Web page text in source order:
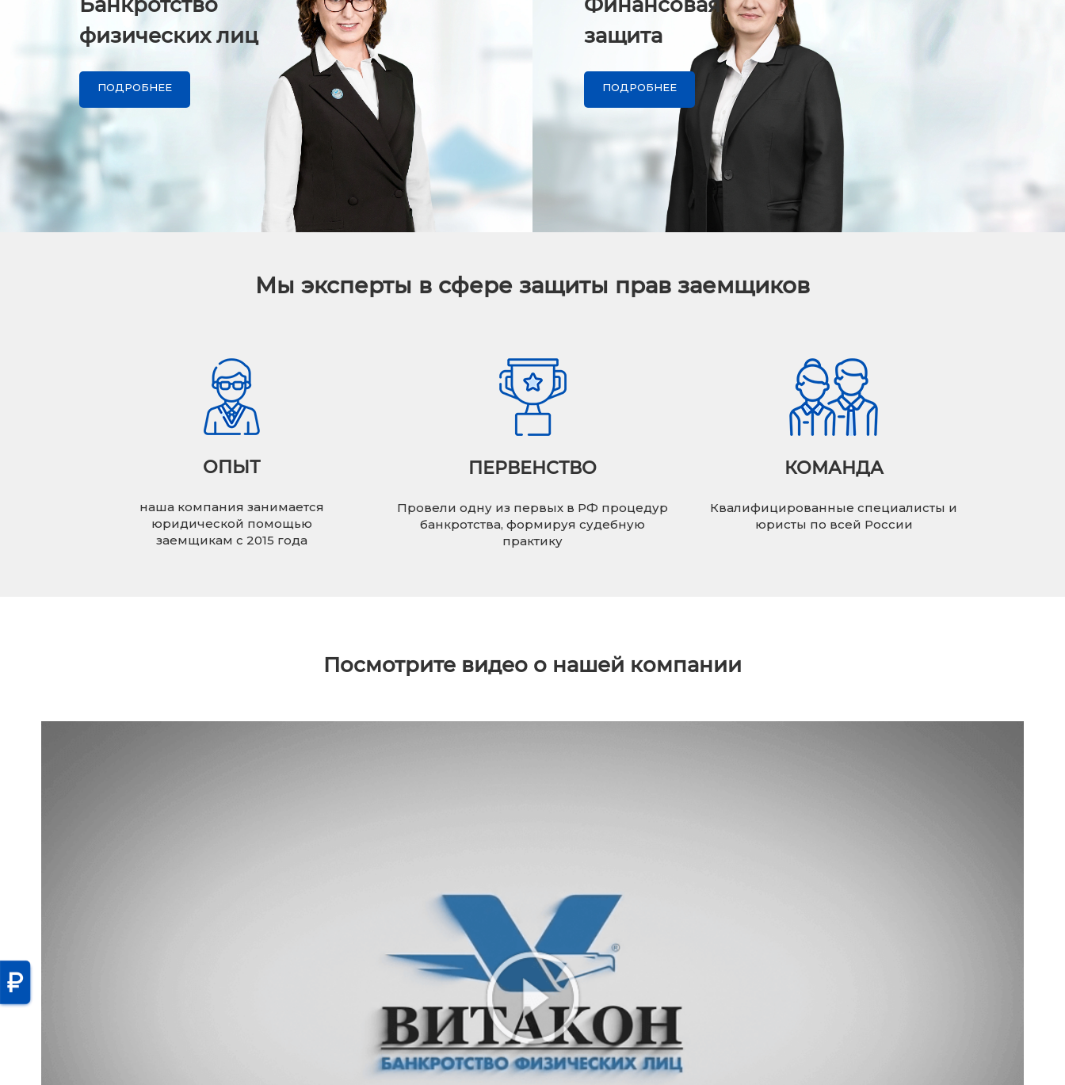
физических лиц
ПОДРОБНЕЕ
защита
ПОДРОБНЕЕ
Мы эксперты в сфере защиты прав заемщиков
ОПЫТ
наша компания занимается
юридической помощью
заемщикам с 2015 года
ПЕРВЕНСТВО
Провели одну из первых в РФ процедур
банкротства, формируя судебную
практику
КОМАНДА
Квалифицированные специалисты и
юристы по всей России
Посмотрите видео о нашей компании